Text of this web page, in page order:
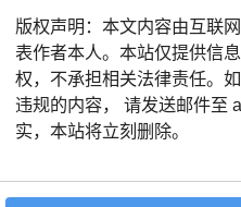
版权声明：本文内容由互联
表作者本人。本站仅提供信
权，不承担相关法律责任。
违规的内容， 请发送邮件至
实，本站将立刻删除。